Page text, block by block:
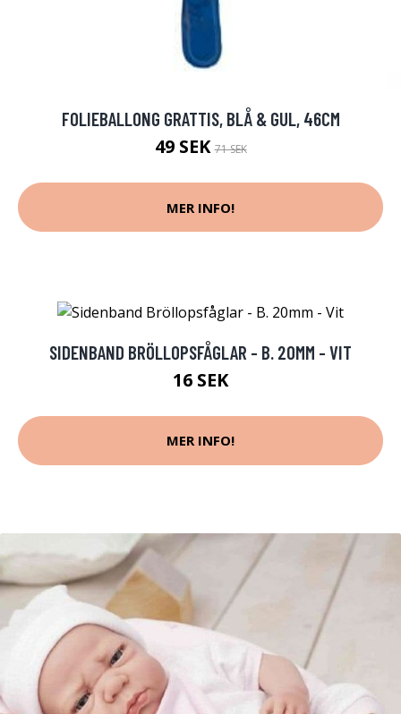
FOLIEBALLONG GRATTIS, BLÅ & GUL, 46CM
49 SEK71 SEK
MER INFO!
SIDENBAND BRÖLLOPSFÅGLAR - B. 20MM - VIT
16 SEK
MER INFO!